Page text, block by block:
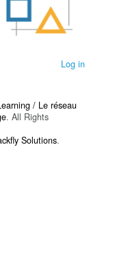
Log in
/ Le réseau
. All Rights
Solutions.